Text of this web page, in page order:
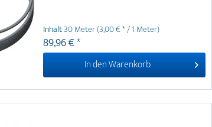
Inhalt30 Meter(3,00 € * / 1 Meter)
89,96 € *
In denWarenkorb